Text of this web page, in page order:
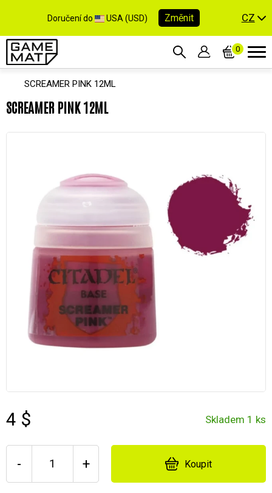
Doručení do USA (USD) Změnit CZ
0
SCREAMER PINK 12ML
SCREAMER PINK 12ML
4 $ Skladem 1 ks
- + Koupit